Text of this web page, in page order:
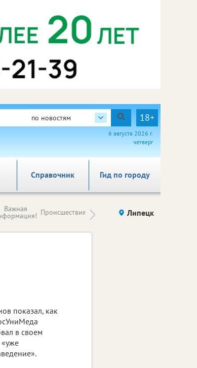
по новостям 18+
6 августа 2026 г.
четверг
Справочник Гид по городу
Важная Происшествия Здоровье компаний (на
правах
Липецк
показал, как
в своем
«уже